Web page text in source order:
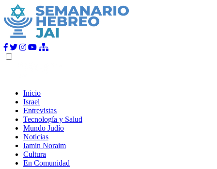
Inicio
Israel
Entrevistas
Tecnología y Salud
Mundo Judío
Noticias
Iamin Noraim
Cultura
En Comunidad